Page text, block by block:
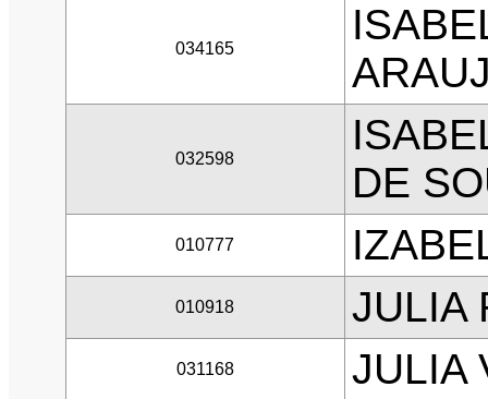
034165
032598
DE
010777
010918 JULIA
031168 JULIA